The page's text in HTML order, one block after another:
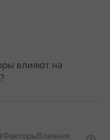
влияют на